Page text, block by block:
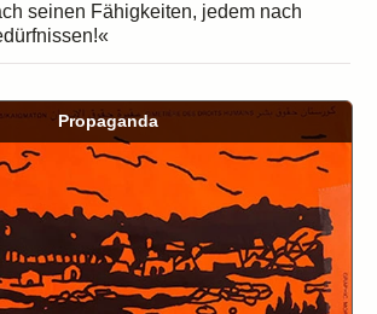
seinen Fähigkeiten, jedem nach
Propaganda